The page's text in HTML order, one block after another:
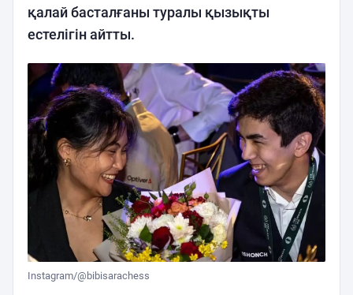
қалай басталғаны туралы қызықты
естелігін айтты.
Instagram/@bibisarachess